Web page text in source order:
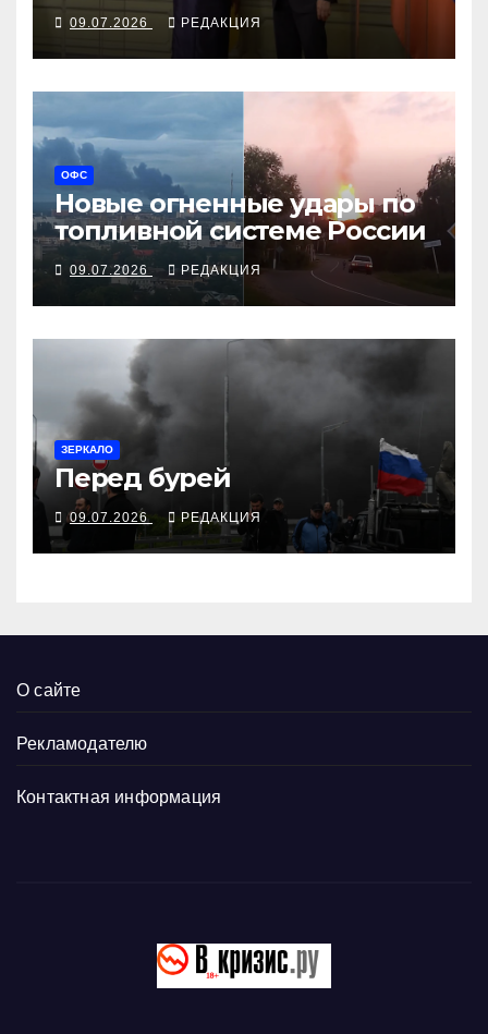
09.07.2026 РЕДАКЦИЯ
ОФС
Новые огненные удары по
топливной системе России
09.07.2026 РЕДАКЦИЯ
ЗЕРКАЛО
Перед бурей
09.07.2026 РЕДАКЦИЯ
О сайте
Рекламодателю
Контактная информация